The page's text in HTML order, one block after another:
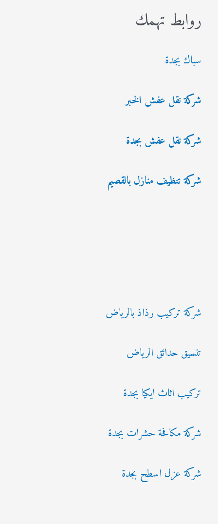
روابط تهمك
سباك بجدة
شركة نقل عفش الخبر
شركة نقل عفش بجدة
شركة تنظيف منازل بالقصيم
شركة تركيب رذاذ بالرياض
تنسيق حدائق الرياض
تركيب اثاث ايكيا بجدة
شركة مكافحة حشرات بجدة
شركة عزل اسطح بجدة